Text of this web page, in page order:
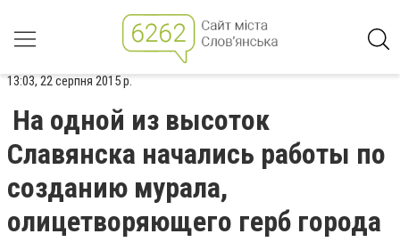
13:03, 22 серпня 2015 р.
На одной из высоток
Славянска начались работы по
созданию мурала,
олицетворяющего герб города